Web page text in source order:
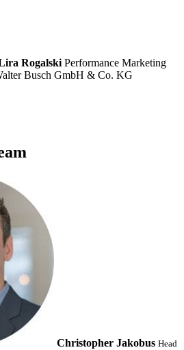
Rogalski Performance Marketing
Busch GmbH & Co. KG
Christopher Jakobus Head